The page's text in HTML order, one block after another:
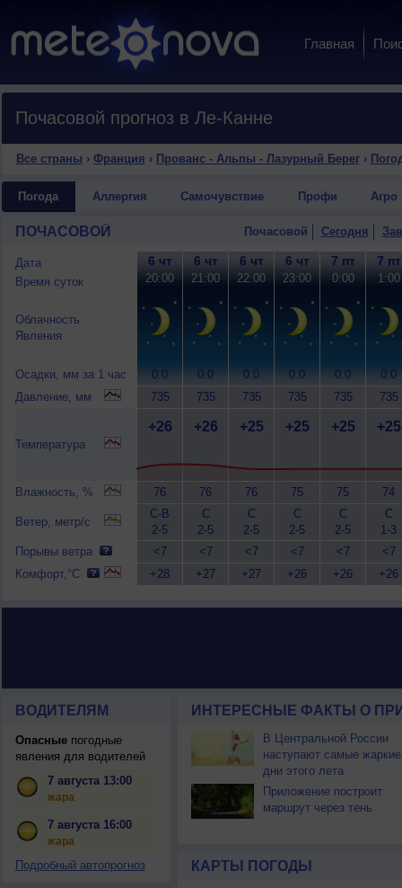
Главная
Почасовой прогноз в Ле-Канне
Все страны › Франция › Прованс - Альпы - Лазурный Берег›
Погода Аллергия Самочувствие Профи Агро
ПОЧАСОВОЙ Почасовой Сегодня
Дата
Время суток
Облачность
Явления
Осадки, мм за 1 час
Давление, мм
Температура
Влажность, %
Ветер, метр/с
Порывы ветра
Комфорт,°C
6 чт
20:00
0.0
735
+26
76
С-В
2-5
<7
+28
6 чт
21:00
0.0
735
+26
76
С
2-5
<7
+27
6 чт
22:00
0.0
735
+25
76
С
2-5
<7
+27
6 чт
23:00
0.0
735
+25
75
С
2-5
<7
+26
7 пт
0:00
0.0
735
+25
75
С
2-5
<7
+26
7 пт
1:00
0.0
735
+25
74
С
1-3
<7
+26
ВОДИТЕЛЯМ
Опасныепогодные
явления для водителей
7 августа 13:00
жара
7 августа 16:00
жара
Подробный автопрогноз
ИНТЕРЕСНЫЕ ФАКТЫ О
В Центральной России
наступают самые жаркие
дни этого лета
Приложение построит
маршрут через тень
КАРТЫ ПОГОДЫ